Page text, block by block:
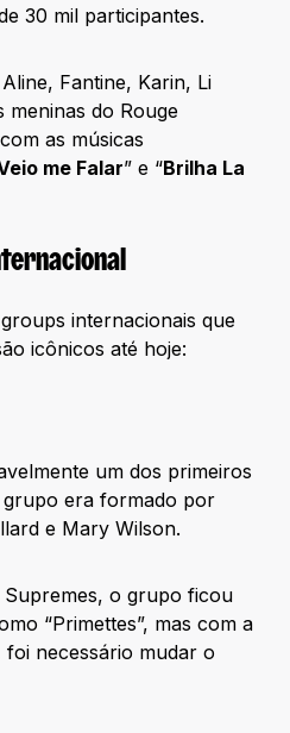
30 mil participantes.
Fantine, Karin, Li
meninas do Rouge
as músicas
me Falar” e “Brilha La
internacionais que
icônicos até hoje:
um dos primeiros
era formado por
e Mary Wilson.
o grupo ficou
“Primettes”, mas com a
necessário mudar o